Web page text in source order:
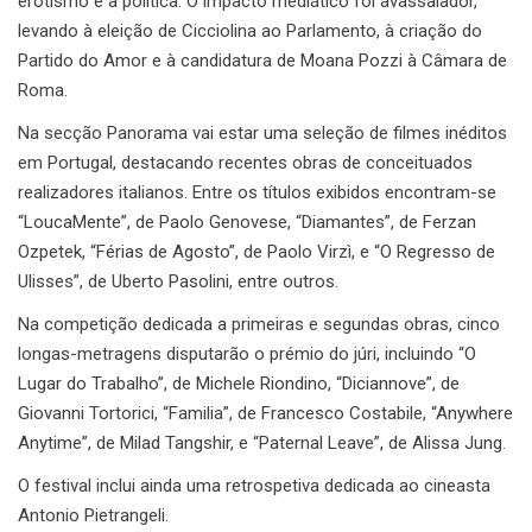
levando à eleição de Cicciolina ao Parlamento, à criação do
Partido do Amor e à candidatura de Moana Pozzi à Câmara de
Roma.
Na secção Panorama vai estar uma seleção de filmes inéditos
em Portugal, destacando recentes obras de conceituados
realizadores italianos. Entre os títulos exibidos encontram-se
“LoucaMente”, de Paolo Genovese, “Diamantes”, de Ferzan
Ozpetek, “Férias de Agosto”, de Paolo Virzì, e “O Regresso de
Ulisses”, de Uberto Pasolini, entre outros.
Na competição dedicada a primeiras e segundas obras, cinco
longas-metragens disputarão o prémio do júri, incluindo “O
Lugar do Trabalho”, de Michele Riondino, “Diciannove”, de
Giovanni Tortorici, “Familia”, de Francesco Costabile, “Anywhere
Anytime”, de Milad Tangshir, e “Paternal Leave”, de Alissa Jung.
O festival inclui ainda uma retrospetiva dedicada ao cineasta
Antonio Pietrangeli.